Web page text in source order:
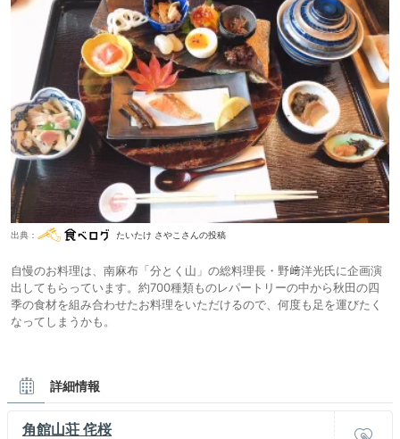
出典： たいたけ さやこさんの投稿
自慢のお料理は、南麻布「分とく山」の総料理長・野﨑洋光氏に企画演
出してもらっています。約700種類ものレパートリーの中から秋田の四
季の食材を組み合わせたお料理をいただけるので、何度も足を運びたく
なってしまうかも。
詳細情報
角館山荘 侘桜